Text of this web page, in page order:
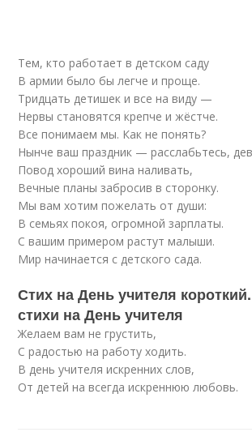
Тем, кто работает в детском саду
В армии было бы легче и проще.
Тридцать детишек и все на виду —
Нервы становятся крепче и жёстче.
Все понимаем мы. Как не понять?
Нынче ваш праздник — расслабьтесь,
Повод хороший вина наливать,
Вечные планы забросив в сторонку.
Мы вам хотим пожелать от души:
В семьях покоя, огромной зарплаты.
С вашим примером растут малыши.
Мир начинается с детского сада.
Стих на День учителя
стихи на День учителя
Желаем вам не грустить,
С радостью на работу ходить.
В день учителя искренних слов,
От детей на всегда искреннюю любовь.